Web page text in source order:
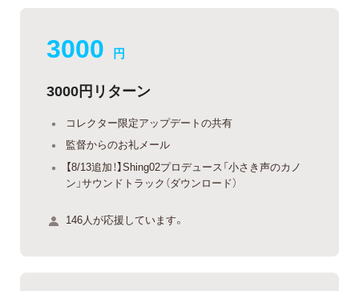
3000 円
3000円リターン
コレクター限定アップデートの共有
監督からのお礼メール
【8/13追加！】Shing02プロデュース「小さき声のカノ
ン」サウンドトラック（ダウンロード）
146人が応援しています。